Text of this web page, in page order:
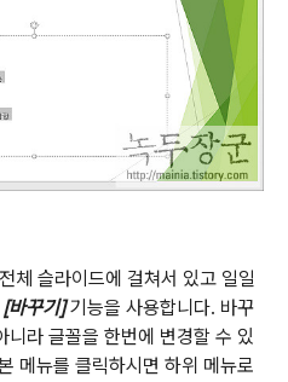
체 슬라이드에 걸쳐서 있고 일일
[바꾸기] 기능을 사용합니다. 바꾸
라 글꼴을 한번에 변경할 수 있
메뉴를 클릭하시면 하위 메뉴로